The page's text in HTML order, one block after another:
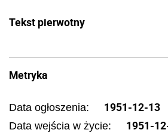
Tekst pierwotny
Metryka
Data ogłoszenia: 1951-12-13
Data wejścia w życie: 1951-